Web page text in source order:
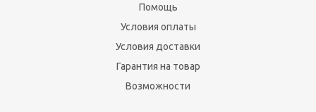
Помощь
Условия оплаты
Условия доставки
Гарантия на товар
Возможности